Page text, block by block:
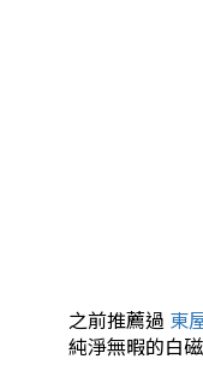
之前推薦過 東
純淨無暇的白